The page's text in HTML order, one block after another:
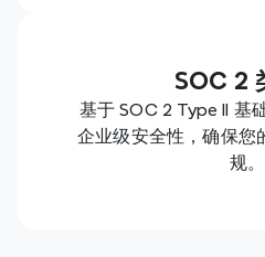
SOC 2
基于 SOC 2 Type II 基
企业级安全性，确保您
规。